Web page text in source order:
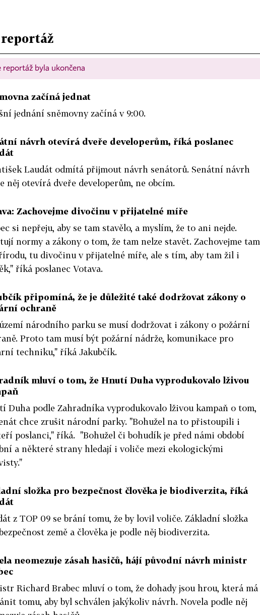
reportáž byla ukončena
začíná jednat
jednání sněmovny začíná v 9:00.
návrh otevírá dveře developerům, říká poslanec
Laudát odmítá přijmout návrh senátorů. Senátní návrh
něj otevírá dveře developerům, ne obcím.
Zachovejme divočinu v přijatelné míře
si nepřeju, aby se tam stavělo, a myslím, že to ani nejde.
normy a zákony o tom, že tam nelze stavět. Zachovejme tam
tu divočinu v přijatelné míře, ale s tím, aby tam žil i
říká poslanec Votava.
připomíná, že je důležité také dodržovat zákony o
ochraně
národního parku se musí dodržovat i zákony o požární
Proto tam musí být požární nádrže, komunikace pro
techniku," říká Jakubčík.
mluví o tom, že Hnutí Duha vyprodukovalo lživou
Duha podle Zahradníka vyprodukovalo lživou kampaň o tom,
chce zrušit národní parky. "Bohužel na to přistoupili i
poslanci," říká. "Bohužel či bohudík je před námi období
a některé strany hledají i voliče mezi ekologickými
složka pro bezpečnost člověka je biodiverzita, říká
z TOP 09 se brání tomu, že by lovil voliče. Základní složka
země a člověka je podle něj biodiverzita.
neomezuje zásah hasičů, hájí původní návrh ministr
Richard Brabec mluví o tom, že dohady jsou hrou, která má
tomu, aby byl schválen jakýkoliv návrh. Novela podle něj